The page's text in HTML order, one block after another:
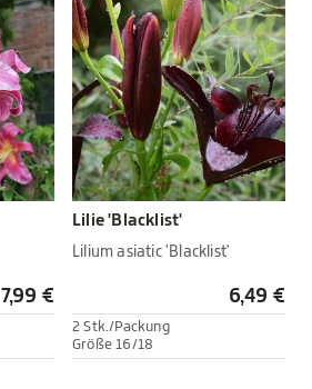
7,99 €
Lilie 'Blacklist'
Lilium asiatic 'Blacklist'
6,49 €
2 Stk./Packung
Größe 16/18